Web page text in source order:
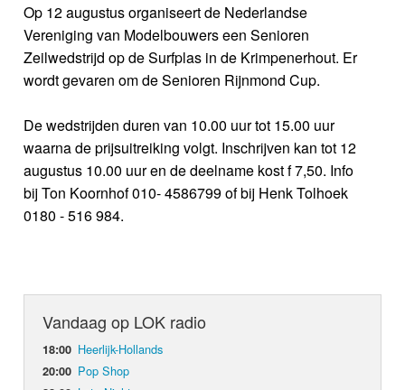
Op 12 augustus organiseert de Nederlandse
Vereniging van Modelbouwers een Senioren
Zeilwedstrijd op de Surfplas in de Krimpenerhout. Er
wordt gevaren om de Senioren Rijnmond Cup.
De wedstrijden duren van 10.00 uur tot 15.00 uur
waarna de prijsuitreiking volgt. Inschrijven kan tot 12
augustus 10.00 uur en de deelname kost f 7,50. Info
bij Ton Koornhof 010- 4586799 of bij Henk Tolhoek
0180 - 516 984.
Vandaag op LOK radio
18:00 Heerlijk-Hollands
20:00 Pop Shop